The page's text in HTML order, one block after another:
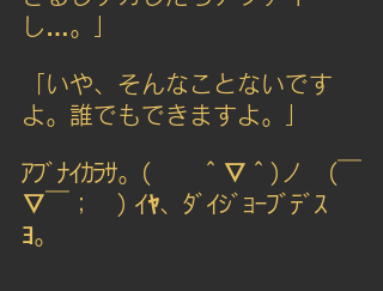
し…。」
「いや、そんなことないです
よ。誰でもできますよ。」
ｱﾌﾞﾅｲｶﾗｻ。(　　＾▽＾)ノ　(￣
▽￣；　) ｲﾔ、ﾀﾞｲｼﾞｮｰﾌﾞﾃﾞｽ
ﾖ。